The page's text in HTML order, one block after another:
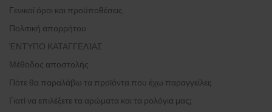
Γενικοί όροι και προϋποθέσεις
Πολιτική απορρήτου
ΈΝΤΥΠΟ ΚΑΤΑΓΓΕΛΊΑΣ
Μέθοδος αποστολής
Πότε θα παραλάβω τα προϊόντα που έχω παραγγείλει;
Γιατί να επιλέξετε τα αρώματα και τα ρολόγια μας;